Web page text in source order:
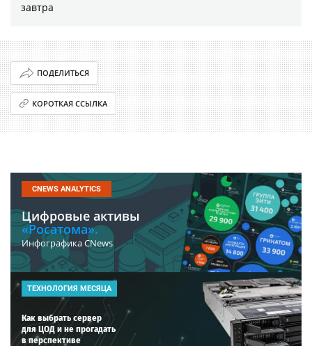
завтра
ПОДЕЛИТЬСЯ
КОРОТКАЯ ССЫЛКА
CNEWS ANALYTICS
Цифровые активы
«Росатома».
Инфографика CNews
ТЕХНОЛОГИЯ МЕСЯЦА
Как выбрать сервер
для ЦОД и не прогадать
в перспективе